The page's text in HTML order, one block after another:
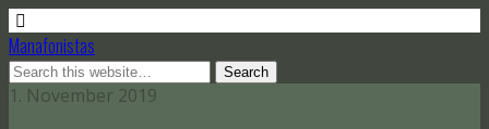
Manafonistas
1. November 2019